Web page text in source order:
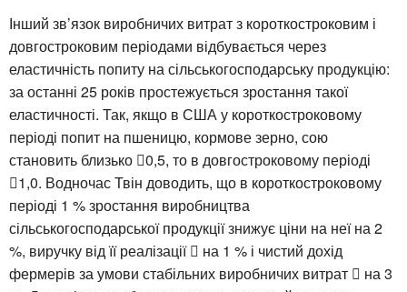
Інший зв’язок виробничих витрат з короткостроковим і
довгостроковим періодами відбувається через
еластичність попиту на сільськогосподарську продукцію:
за останні 25 років простежується зростання такої
еластичності. Так, якщо в США у короткостроковому
періоді попит на пшеницю, кормове зерно, сою
становить близько 0,5, то в довгостроковому періоді
1,0. Водночас Твін доводить, що в короткостроковому
періоді 1 % зростання виробництва
сільськогосподарської продукції знижує ціни на неї на 2
%, виручку від її реалізації  на 1 % і чистий дохід
фермерів за умови стабільних виробничих витрат  на 3